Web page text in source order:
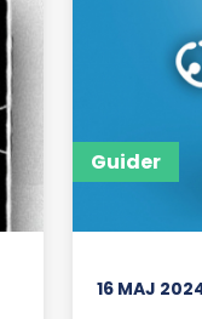
Guider
16 MAJ